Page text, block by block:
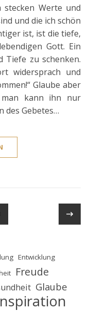
Werte und
und die ich schön
ist, ist die tiefe,
Gott. Ein
Tiefe zu schenken.
widersprach und
Glaube aber
man kann ihn nur
des Gebetes…
Entwicklung
Freude
Glaube